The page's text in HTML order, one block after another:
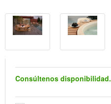
Consúltenos disponibilidad.